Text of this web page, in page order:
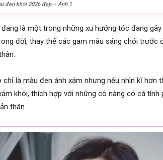
đen khói 2026 đẹp – Ảnh 1
là một trong những xu hướng tóc đang
đời, thay thế các gam màu sáng chói trước
là màu đen ánh xám nhưng nếu nhìn kĩ hơn
khói, thích hợp với những cô nàng có cá tính
thân.